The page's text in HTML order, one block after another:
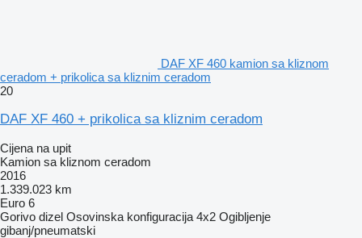
DAF XF 460 kamion sa kliznom
ceradom + prikolica sa kliznim ceradom
20
DAF XF 460 + prikolica sa kliznim ceradom
Cijena na upit
Kamion sa kliznom ceradom
2016
1.339.023 km
Euro 6
Gorivo dizel Osovinska konfiguracija 4x2 Ogibljenje
gibanj/pneumatski